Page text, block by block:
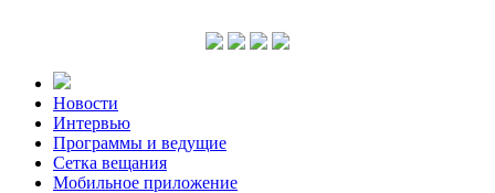
Новости
Интервью
Программы и ведущие
Сетка вещания
Мобильное приложение